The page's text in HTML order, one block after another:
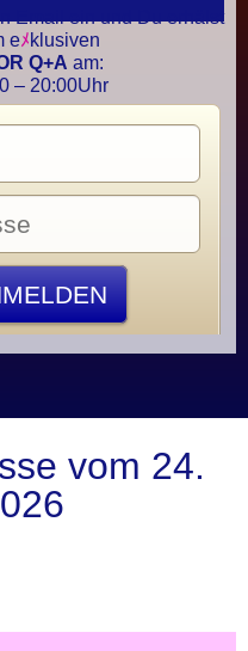
Email ein und Du erhälst
eﾒklusiven
Q+A am:
– 20:00Uhr
vom 24.